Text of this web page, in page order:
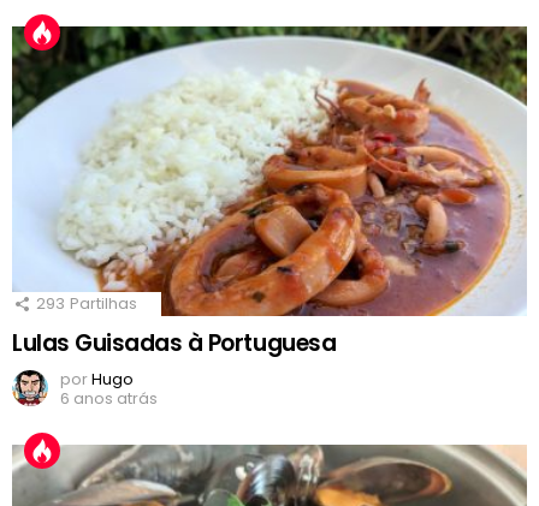
293 Partilhas
Lulas Guisadas à Portuguesa
porHugo
6 anos atrás